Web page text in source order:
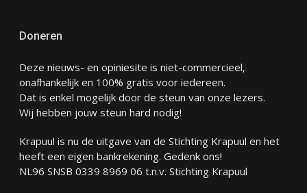
Doneren
Deze nieuws- en opiniesite is niet-commercieel,
onafhankelijk en 100% gratis voor iedereen.
Dat is enkel mogelijk door de steun van onze lezers.
Wij hebben jouw steun hard nodig!
Krapuul is nu de uitgave van de Stichting Krapuul en het
heeft een eigen bankrekening. Gedenk ons!
NL96 SNSB 0339 8969 06 t.n.v. Stichting Krapuul